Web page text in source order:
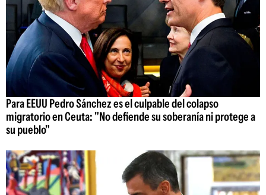
Para EEUU Pedro Sánchez es el culpable del colapso
migratorio en Ceuta: "No defiende su soberanía ni protege a
su pueblo"